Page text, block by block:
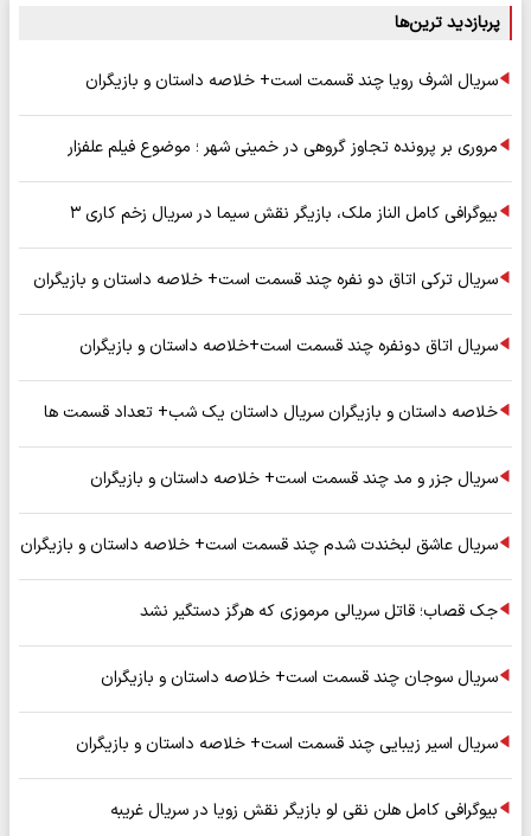
پربازدید ترین‌ها
سریال اشرف رویا چند قسمت است+ خلاصه داستان و بازیگران
مروری بر پرونده تجاوز گروهی در خمینی شهر ؛ موضوع فیلم علفزار
بیوگرافی کامل الناز ملک، بازیگر نقش سیما در سریال زخم کاری ۳
سریال ترکی اتاق دو نفره چند قسمت است+ خلاصه داستان و بازیگران
سریال اتاق دونفره چند قسمت است+خلاصه داستان و بازیگران
خلاصه داستان و بازیگران سریال داستان یک شب+ تعداد قسمت ها
سریال جزر و مد چند قسمت است+ خلاصه داستان و بازیگران
سریال عاشق لبخندت شدم چند قسمت است+ خلاصه داستان و بازیگران
جک قصاب؛ قاتل سریالی مرموزی که هرگز دستگیر نشد
سریال سوجان چند قسمت است+ خلاصه داستان و بازیگران
سریال اسیر زیبایی چند قسمت است+ خلاصه داستان و بازیگران
بیوگرافی کامل هلن نقی لو بازیگر نقش زویا در سریال غریبه